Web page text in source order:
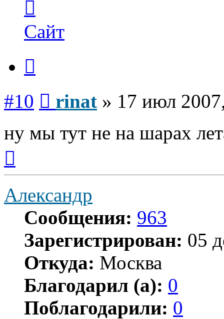
пользователя
rinat
Сайт
#10 rinat » 17 июл
ну мы тут не на шарах
началу
Александр
Сообщения: 963
Зарегистрирован: 05
Откуда: Москва
Благодарил (а): 0
Поблагодарили: 0